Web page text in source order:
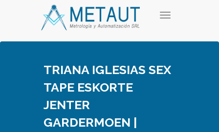
T
g
n
a
TRIANA IGLESIAS SEX
TAPE ESKORTE
JENTER
GARDERMOEN |